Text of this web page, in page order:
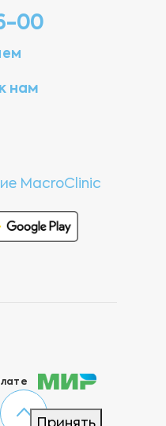
00
нам
MacroClinic